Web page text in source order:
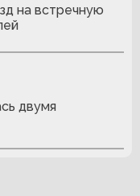
на встречную
двумя